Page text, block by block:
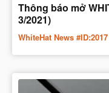
Thông báo mở
3/2021)
WhiteHat News #ID:2017